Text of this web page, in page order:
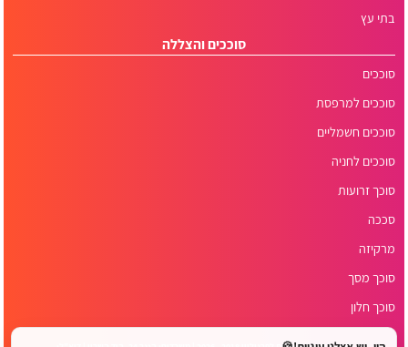
בתי עץ
סוככים והצללה
סוככים
סוככים למרפסת
סוככים חשמליים
סוככים לחניה
סוכך זרועות
סככה
מרקיזה
סוכך מסך
סוכך חלון